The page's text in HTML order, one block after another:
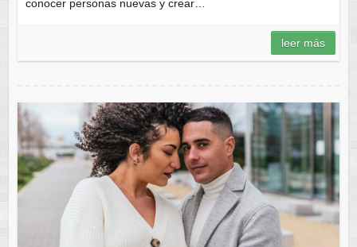
conocer personas nuevas y crear…
leer más